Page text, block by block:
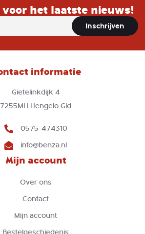
het laatste nieuws!
Inschrijven
informatie
Gietelinkdijk 4
7255MH Hengelo Gld
0575-474310
info@benza.nl
Mijn account
Over ons
Contact
Mijn account
Bestelgeschiedenis